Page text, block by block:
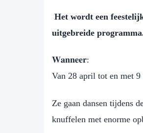
Het wordt een
uitgebreide
𝐖𝐚𝐧𝐧𝐞𝐞𝐫:
Van 28 april tot en met 9
Ze gaan dansen tijdens
knuffelen met enorme